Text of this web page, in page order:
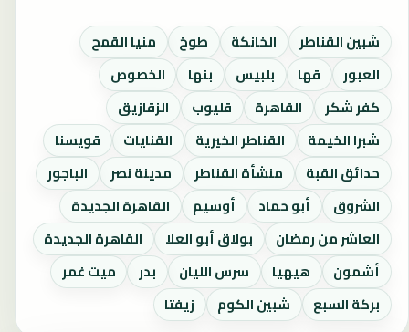
شبين القناطر الخانكة طوخ
منيا القمح
العبور
قها بلبيس بنها
الخصوص
كفر شكر
القاهرة قليوب
الزقازيق
شبرا الخيمة
القناطر الخيرية القنايات
قويسنا
حدائق القبة
منشأة القناطر مدينة نصر
الباجور
الشروق
أبو حماد أوسيم
القاهرة الجديدة
العاشر من رمضان
بولاق أبو العلا
القاهرة الجديدة
أشمون
هيهيا سرس الليان بدر
ميت غمر
بركة السبع
شبين الكوم زيفتا